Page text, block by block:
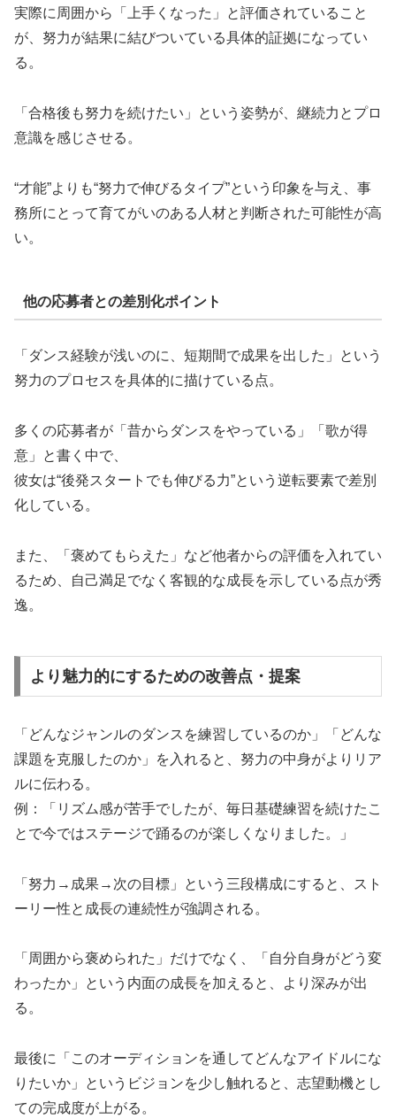
実際に周囲から「上手くなった」と評価されていること
が、努力が結果に結びついている具体的証拠になってい
る。
「合格後も努力を続けたい」という姿勢が、継続力とプロ
意識を感じさせる。
“才能”よりも“努力で伸びるタイプ”という印象を与え、事
務所にとって育てがいのある人材と判断された可能性が高
い。
他の応募者との差別化ポイント
「ダンス経験が浅いのに、短期間で成果を出した」という
努力のプロセスを具体的に描けている点。
多くの応募者が「昔からダンスをやっている」「歌が得
意」と書く中で、
彼女は“後発スタートでも伸びる力”という逆転要素で差別
化している。
また、「褒めてもらえた」など他者からの評価を入れてい
るため、自己満足でなく客観的な成長を示している点が秀
逸。
より魅力的にするための改善点・提案
「どんなジャンルのダンスを練習しているのか」「どんな
課題を克服したのか」を入れると、努力の中身がよりリア
ルに伝わる。
例：「リズム感が苦手でしたが、毎日基礎練習を続けたこ
とで今ではステージで踊るのが楽しくなりました。」
「努力→成果→次の目標」という三段構成にすると、スト
ーリー性と成長の連続性が強調される。
「周囲から褒められた」だけでなく、「自分自身がどう変
わったか」という内面の成長を加えると、より深みが出
る。
最後に「このオーディションを通してどんなアイドルにな
りたいか」というビジョンを少し触れると、志望動機とし
ての完成度が上がる。